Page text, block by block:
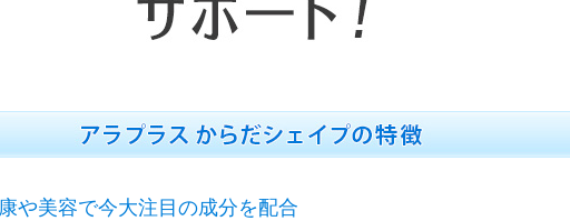
や美容で今大注目の成分を配合